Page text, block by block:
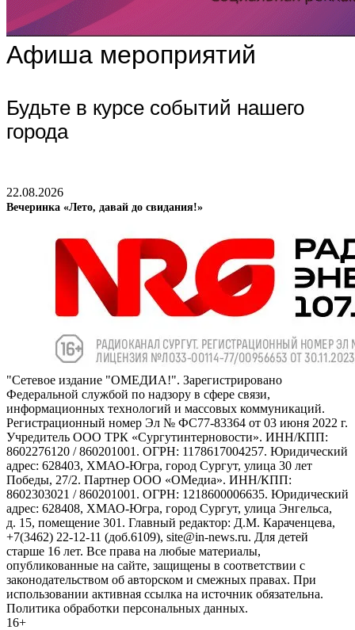
Афиша мероприятий
Будьте в курсе событий нашего
города
22.08.2026
Вечеринка «Лето, давай до свидания!»
"Сетевое издание "ОМЕДИА!". Зарегистрировано
Федеральной службой по надзору в сфере связи,
информационных технологий и массовых коммуникаций.
Регистрационный номер Эл № ФС77-83364 от 03 июня 2022 г.
Учредитель ООО ТРК «Сургутинтерновости». ИНН/КПП:
8602276120 / 860201001. ОГРН: 1178617004257. Юридический
адрес: 628403, ХМАО-Югра, город Сургут, улица 30 лет
Победы, 27/2. Партнер ООО «ОМедиа». ИНН/КПП:
8602303021 / 860201001. ОГРН: 1218600006635. Юридический
адрес: 628408, ХМАО-Югра, город Сургут, улица Энгельса,
д. 15, помещение 301. Главный редактор: Д.М. Караченцева,
+7(3462) 22-12-11 (доб.6109), site@in-news.ru. Для детей
старше 16 лет. Все права на любые материалы,
опубликованные на сайте, защищены в соответствии с
законодательством об авторском и смежных правах. При
использовании активная ссылка на источник обязательна.
Политика обработки персональных данных.
16+